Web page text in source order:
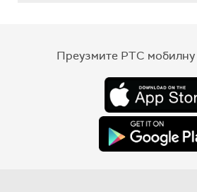
Преузмите РТС мобилну